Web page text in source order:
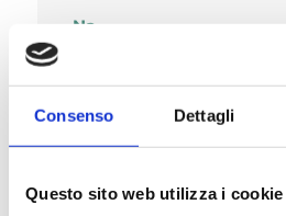
Consenso Dettagli
Questo sito web utilizza i cookie
Na